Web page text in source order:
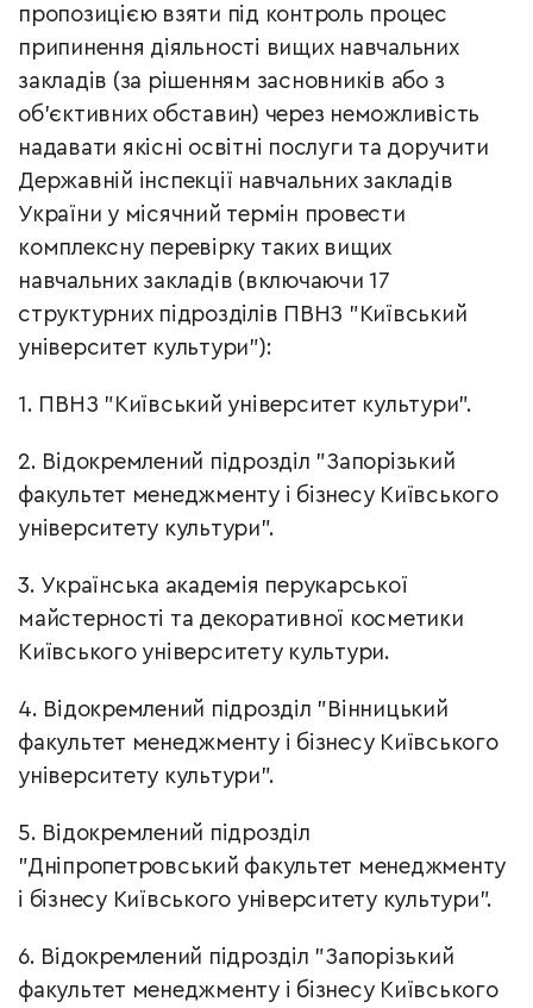
пропозицією взяти під контроль процес
припинення діяльності вищих навчальних
закладів (за рішенням засновників або з
об'єктивних обставин) через неможливість
надавати якісні освітні послуги та доручити
Державній інспекції навчальних закладів
України у місячний термін провести
комплексну перевірку таких вищих
навчальних закладів (включаючи 17
структурних підрозділів ПВНЗ "Київський
університет культури"):
1. ПВНЗ "Київський університет культури".
2. Відокремлений підрозділ "Запорізький
факультет менеджменту і бізнесу Київського
університету культури".
3. Українська академія перукарської
майстерності та декоративної косметики
Київського університету культури.
4. Відокремлений підрозділ "Вінницький
факультет менеджменту і бізнесу Київського
університету культури".
5. Відокремлений підрозділ
"Дніпропетровський факультет менеджменту
і бізнесу Київського університету культури".
6. Відокремлений підрозділ "Запорізький
факультет менеджменту і бізнесу Київського